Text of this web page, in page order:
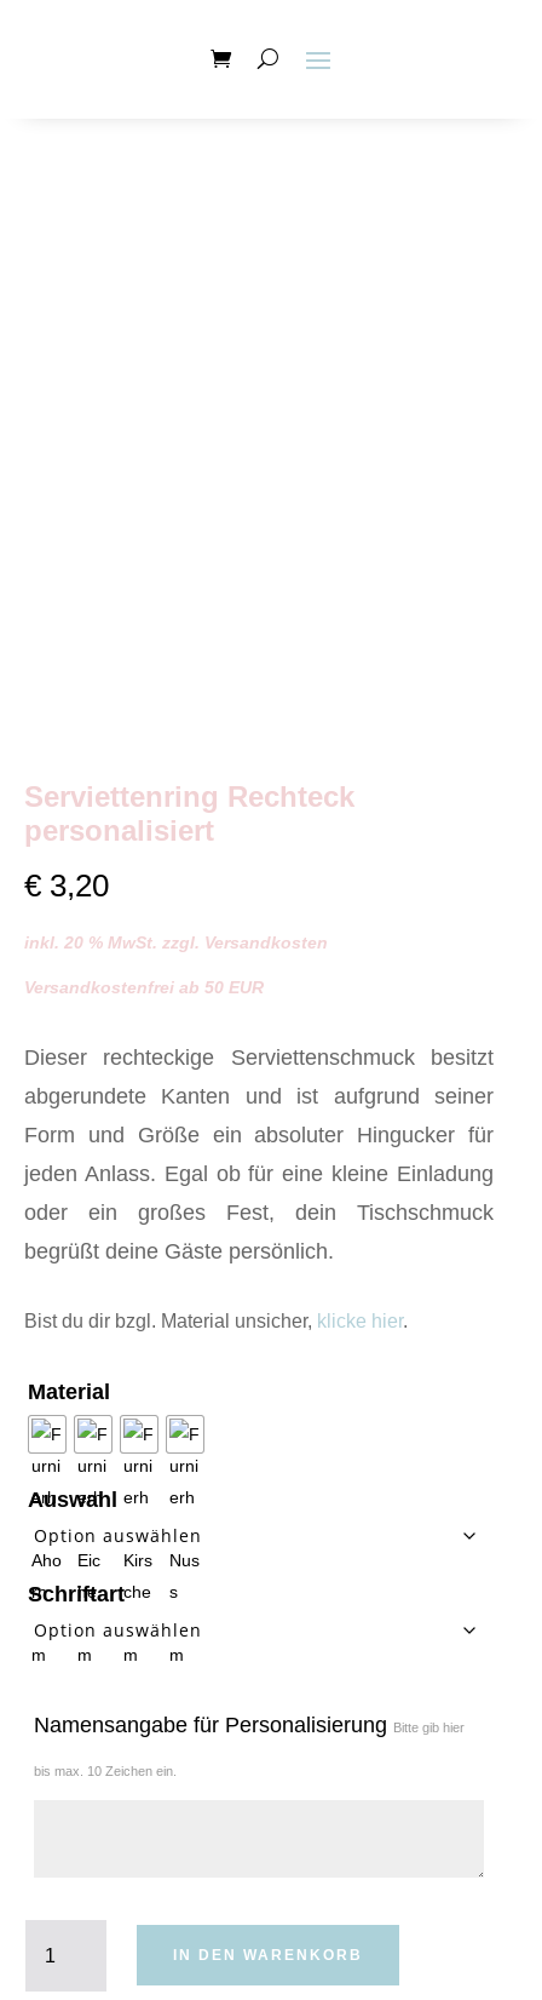
Serviettenring Rechteck
personalisiert
€ 3,20
inkl. 20 % MwSt. zzgl. Versandkosten
Versandkostenfrei ab 50 EUR
Dieser rechteckige Serviettenschmuck besitzt
abgerundete Kanten und ist aufgrund seiner
Form und Größe ein absoluter Hingucker für
jeden Anlass. Egal ob für eine kleine Einladung
oder ein großes Fest, dein Tischschmuck
begrüßt deine Gäste persönlich.
Bist du dir bzgl. Material unsicher, klicke hier.
Material
Auswahl
Schriftart
Namensangabe für Personalisierung Bitte gib hier
bis max. 10 Zeichen ein.
Serviettenring
Rechteck
personalisiert
IN DEN WARENKORB